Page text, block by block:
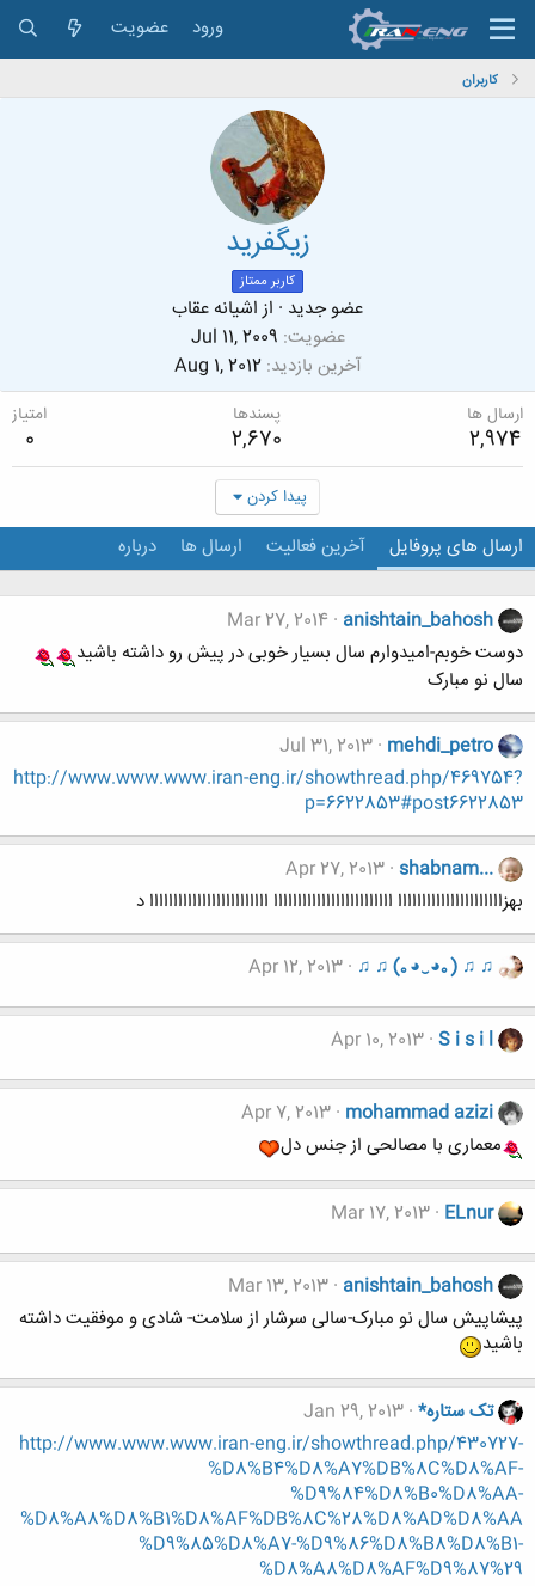
ورود عضویت
کاربران
زيگفريد
کاربر ممتاز
عضو جدید · از اشيانه عقاب
عضویت Jul 11, 2009
آخرین بازدید Aug 1, 2012
ارسال ها
2,974
پسندها
2,670
امتیاز
0
پیدا کردن
ارسال های پروفایل آخرین فعالیت ارسال ها درباره
anishtain_bahosh
Mar 27, 2014
دوست خوبم-امیدوارم سال بسیار خوبی در پیش رو داشته باشید
سال نو مبارک
mehdi_petro
Jul 31, 2013
http://www.www.www.iran-eng.ir/showthread.php/469754?
p=6622853#post6622853
shabnam...
Apr 27, 2013
بهزاااااااااااااااااااااا ااااااااااااااااااااااااا ااااااااااااااااااااااااا د
♫ ♫ (｡◕‿◕｡) ♫ ♫
Apr 12, 2013
S i s i l
Apr 10, 2013
mohammad azizi
Apr 7, 2013
معماری با مصالحی از جنس دل
ELnur
Mar 17, 2013
anishtain_bahosh
Mar 13, 2013
پیشاپیش سال نو مبارک-سالی سرشار از سلامت- شادی و موفقیت داشته
باشید
تک ستاره* Jan 29, 2013
http://www.www.www.iran-eng.ir/showthread.php/430727-
%D8%B4%D8%A7%DB%8C%D8%AF-
%D9%84%D8%B0%D8%AA-
%D8%A8%D8%B1%D8%AF%DB%8C%28%D8%AD%D8%AA
%D9%85%D8%A7-%D9%86%D8%B8%D8%B1-
%D8%A8%D8%AF%D9%87%29